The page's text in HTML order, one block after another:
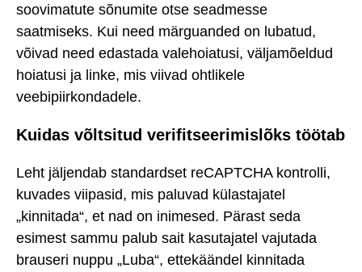
soovimatute sõnumite otse seadmesse
saatmiseks. Kui need märguanded on lubatud,
võivad need edastada valehoiatusi, väljamõeldud
hoiatusi ja linke, mis viivad ohtlikele
veebipiirkondadele.
Kuidas võltsitud verifitseerimislõks töötab
Leht jäljendab standardset reCAPTCHA kontrolli,
kuvades viipasid, mis paluvad külastajatel
„kinnitada“, et nad on inimesed. Pärast seda
esimest sammu palub sait kasutajatel vajutada
brauseri nuppu „Luba“, ettekäändel kinnitada